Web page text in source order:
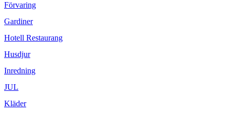
Förvaring
Gardiner
Hotell Restaurang
Husdjur
Inredning
JUL
Kläder